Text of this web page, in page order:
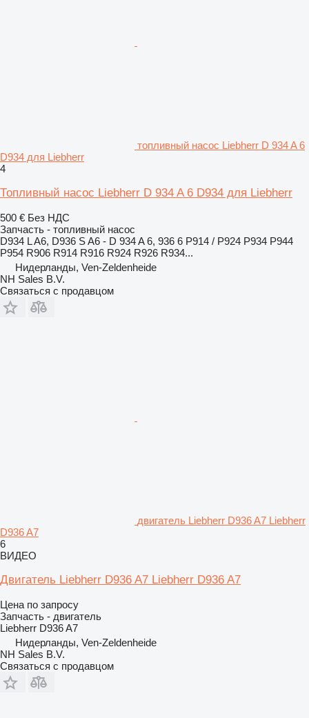
топливный насос Liebherr D 934 A 6
D934 для Liebherr
4
Топливный насос Liebherr D 934 A 6 D934 для Liebherr
500 € Без НДС
Запчасть - топливный насос
D934 L A6, D936 S A6 - D 934 A 6, 936 6 P914 / P924 P934 P944
P954 R906 R914 R916 R924 R926 R934...
Нидерланды, Ven-Zeldenheide
NH Sales B.V.
Связаться с продавцом
двигатель Liebherr D936 A7 Liebherr
D936 A7
6
ВИДЕО
Двигатель Liebherr D936 A7 Liebherr D936 A7
Цена по запросу
Запчасть - двигатель
Liebherr D936 A7
Нидерланды, Ven-Zeldenheide
NH Sales B.V.
Связаться с продавцом